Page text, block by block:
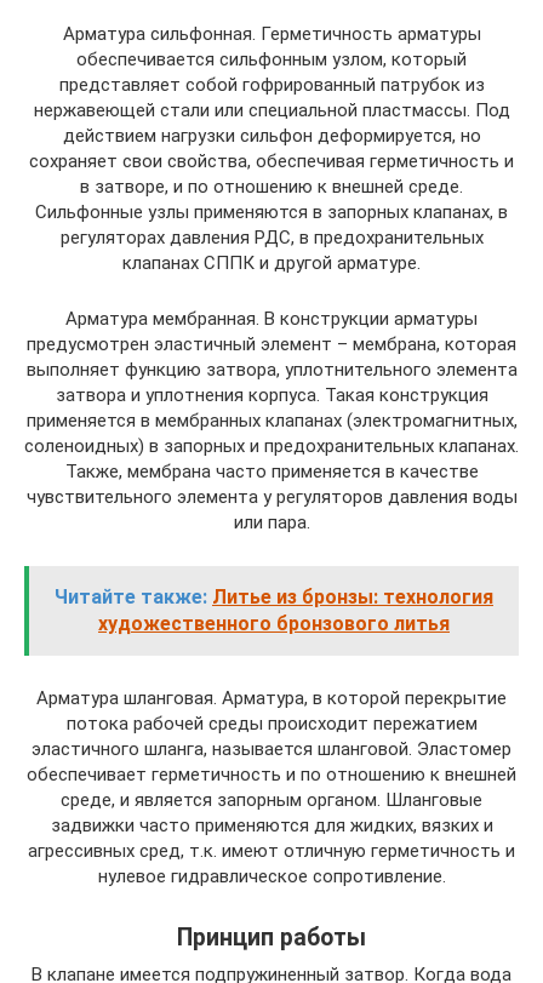
Арматура сильфонная. Герметичность арматуры
обеспечивается сильфонным узлом, который
представляет собой гофрированный патрубок из
нержавеющей стали или специальной пластмассы. Под
действием нагрузки сильфон деформируется, но
сохраняет свои свойства, обеспечивая герметичность и
в затворе, и по отношению к внешней среде.
Сильфонные узлы применяются в запорных клапанах, в
регуляторах давления РДС, в предохранительных
клапанах СППК и другой арматуре.
Арматура мембранная. В конструкции арматуры
предусмотрен эластичный элемент – мембрана, которая
выполняет функцию затвора, уплотнительного элемента
затвора и уплотнения корпуса. Такая конструкция
применяется в мембранных клапанах (электромагнитных,
соленоидных) в запорных и предохранительных клапанах.
Также, мембрана часто применяется в качестве
чувствительного элемента у регуляторов давления воды
или пара.
Читайте также: Литье из бронзы: технология
художественного бронзового литья
Арматура шланговая. Арматура, в которой перекрытие
потока рабочей среды происходит пережатием
эластичного шланга, называется шланговой. Эластомер
обеспечивает герметичность и по отношению к внешней
среде, и является запорным органом. Шланговые
задвижки часто применяются для жидких, вязких и
агрессивных сред, т.к. имеют отличную герметичность и
нулевое гидравлическое сопротивление.
Принцип работы
В клапане имеется подпружиненный затвор. Когда вода